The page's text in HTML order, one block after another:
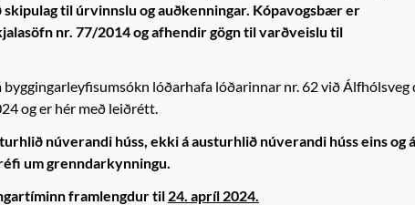
til úrvinnslu og auðkenningar. Kópavogsbær er
nr. 77/2014 og afhendir gögn til varðveislu til
lóðarhafa lóðarinnar nr. 62 við Álfhólsveg
og er hér með leiðrétt.
núverandi húss, ekki á austurhlið núverandi húss eins og
um grenndarkynningu.
framlengdur til 24. apríl 2024.